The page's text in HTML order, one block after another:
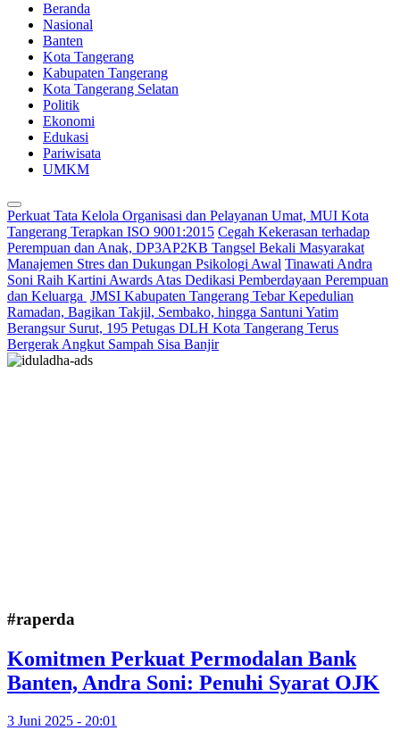
Beranda
Nasional
Banten
Kota Tangerang
Kabupaten Tangerang
Kota Tangerang Selatan
Politik
Ekonomi
Edukasi
Pariwisata
UMKM
Perkuat Tata Kelola Organisasi dan Pelayanan Umat, MUI Kota
Tangerang Terapkan ISO 9001:2015 Cegah Kekerasan terhadap
Perempuan dan Anak, DP3AP2KB Tangsel Bekali Masyarakat
Manajemen Stres dan Dukungan Psikologi Awal Tinawati Andra
Soni Raih Kartini Awards Atas Dedikasi Pemberdayaan Perempuan
dan Keluarga JMSI Kabupaten Tangerang Tebar Kepedulian
Ramadan, Bagikan Takjil, Sembako, hingga Santuni Yatim
Berangsur Surut, 195 Petugas DLH Kota Tangerang Terus
Bergerak Angkut Sampah Sisa Banjir
#raperda
Komitmen Perkuat Permodalan Bank
Banten, Andra Soni: Penuhi Syarat OJK
3 Juni 2025 - 20:01